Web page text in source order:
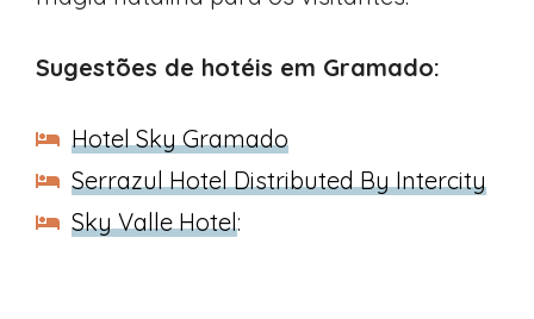
Sugestões de hotéis em Gramado:
Hotel Sky Gramado
Serrazul Hotel Distributed By Intercity
Sky Valle Hotel: